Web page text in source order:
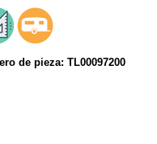
de pieza: TL00097200